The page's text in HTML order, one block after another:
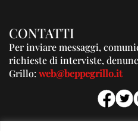
CONTATTI
Per inviare messaggi,
richieste di interviste,
Grillo:web@beppegrillo.it